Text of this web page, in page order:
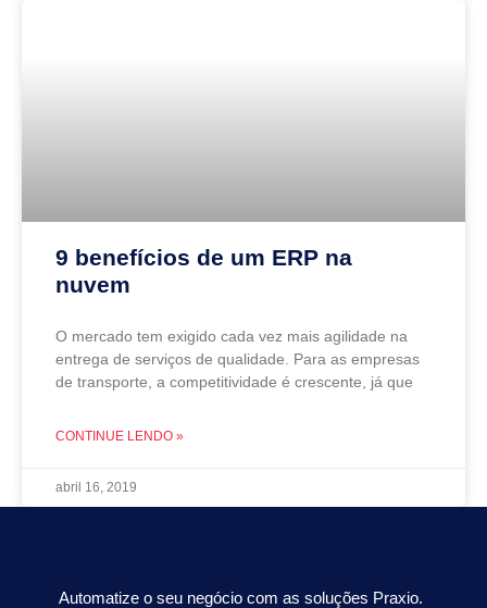
9 benefícios de um ERP na
nuvem
O mercado tem exigido cada vez mais agilidade na
entrega de serviços de qualidade. Para as empresas
de transporte, a competitividade é crescente, já que
CONTINUE LENDO »
abril 16, 2019
Automatize o seu negócio com as soluções Praxio.